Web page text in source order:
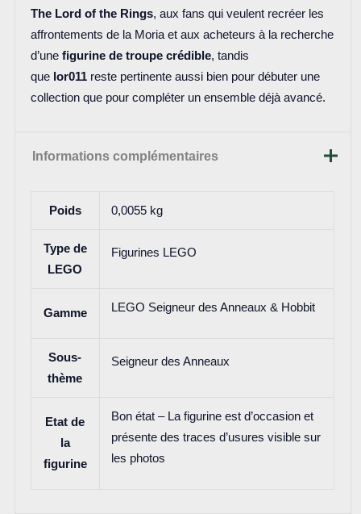
The Lord of the Rings, aux fans qui veulent recréer les
affrontements de la Moria et aux acheteurs à la recherche
d’une figurine de troupe crédible, tandis
que lor011reste pertinente aussi bien pour débuter une
collection que pour compléter un ensemble déjà avancé.
Informations complémentaires
Poids 0,0055 kg
Type de
LEGO
Figurines LEGO
Gamme LEGO Seigneur des Anneaux & Hobbit
Sous-
thème
Seigneur des Anneaux
Etat de
la
figurine
Bon état – La figurine est d’occasion et
présente des traces d’usures visible sur
les photos